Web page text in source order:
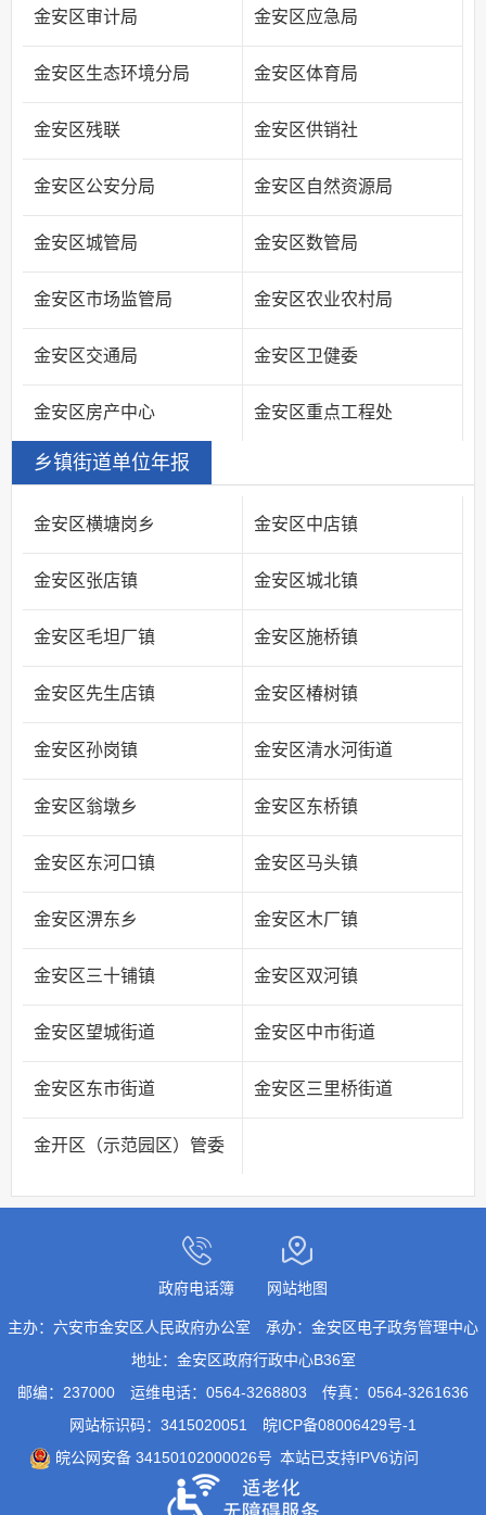
金安区审计局 金安区应急局
金安区生态环境分局 金安区体育局
金安区残联 金安区供销社
金安区公安分局 金安区自然资源局
金安区城管局 金安区数管局
金安区市场监管局 金安区农业农村局
金安区交通局 金安区卫健委
金安区房产中心 金安区重点工程处
乡镇街道单位年报
金安区横塘岗乡 金安区中店镇
金安区张店镇 金安区城北镇
金安区毛坦厂镇 金安区施桥镇
金安区先生店镇 金安区椿树镇
金安区孙岗镇 金安区清水河街道
金安区翁墩乡 金安区东桥镇
金安区东河口镇 金安区马头镇
金安区淠东乡 金安区木厂镇
金安区三十铺镇 金安区双河镇
金安区望城街道 金安区中市街道
金安区东市街道 金安区三里桥街道
金开区（示范园区）管委
政府电话簿 网站地图
主办：六安市金安区人民政府办公室
承办：金安区电子政务管理中心
地址：金安区政府行政中心B36室
邮编：237000
运维电话：0564-3268803
传真：0564-3261636
网站标识码：3415020051
皖ICP备08006429号-1
皖公网安备 34150102000026号 本站已支持IPV6访问